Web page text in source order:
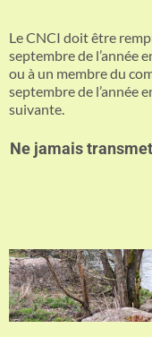
Le CNCI doit être
septembre de l’année
ou à un membre du
septembre de l’année
suivante.
Ne jamais